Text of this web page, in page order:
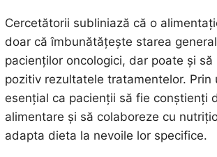
Cercetătorii subliniază că o
doar că îmbunătățește starea
pacienților oncologici, dar poate și să
pozitiv rezultatele tratamentelor. Prin
esențial ca pacienții să fie conștienți
alimentare și să colaboreze cu
adapta dieta la nevoile lor specifice.